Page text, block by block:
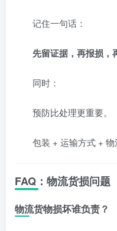
记住一句话：
先留证据，再报损，
同时：
预防比处理更重要。
包装 + 运输方式 + 物
FAQ：物流货损问题
物流货物损坏谁负责？